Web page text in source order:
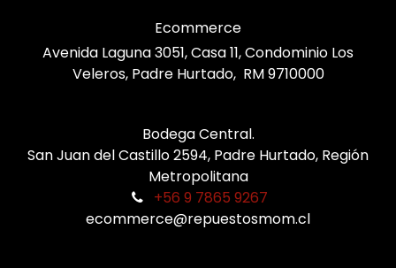
Ecommerce
Avenida Laguna 3051, Casa 11, Condominio Los
Veleros, Padre Hurtado, RM 9710000
Bodega Central.
San Juan del Castillo 2594, Padre Hurtado, Región
Metropolitana
+56 9 7865 9267
ecommerce@repuestosmom.cl